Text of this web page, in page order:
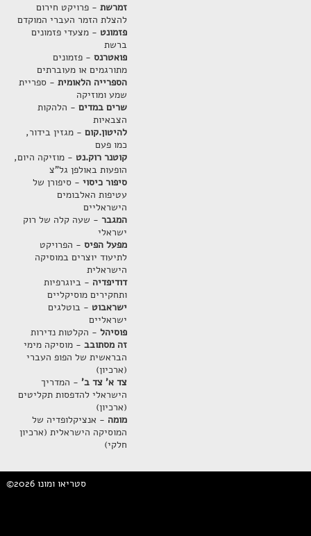
זמרשת- פרויקט חירום
להצלת הזמר העברי המוקדם
פזמונט - מצעדי פזמונים
ברשת
פואטרנס- פזמונים
מתורגמים או מעוברתים
הספרייה הלאומית- ספריית
שמע ומוזיקה
שרים במדים- הלהקות
הצבאיות
להיטון.קום- מגזין בידור,
כמו פעם
קוטנר רוק.נט - מוזיקה היום,
הופעות באולפן גל"צ
סיפור כיסוי- סיפורן של
עטיפות האלבומים
הישראליים
המגבר- שעה קלה של רוק
ישראלי
מפעל הפיס- הפרויקט
לתיעוד יוצרים במוסיקה
הישראלית
דודיפדיה - ביוגרפיות
ותחקירים מוסיקליים
ישראבוט - בוטלגים
ישראליים
פוסיהל- הקלטות נדירות
זה מסתובב- מוסיקה מימי
הבראשית של הפופ העברי
(ארכיון)
צד א' צד ב'- המדריך
הישראלי להדפסות תקליטים
(ארכיון)
מומה - אנציקלופדיה של
המוסיקה הישראלית (ארכיון
חלקי)
©2026 סטריאו ומונו